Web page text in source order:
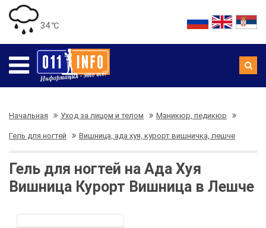
34 ℃
Начальная Уход за лицом и телом Маникюр, педикюр
Гель для ногтей Вишница, ада хуя, курорт вишничка, лешче
Гель для ногтей на Ада Хуя
Вишница Курорт Вишница в Лешче